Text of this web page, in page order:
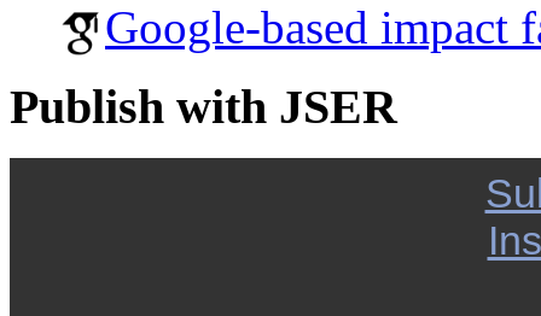
Google-based impact
Publish with JSER